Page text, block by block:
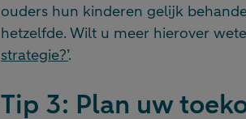
ouders hun kinderen gelijk
hetzelfde. Wilt u meer hierover
strategie?’.
Tip 3: Plan uw